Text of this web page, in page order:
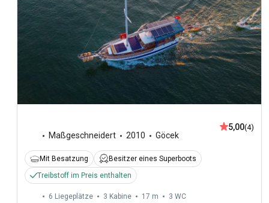
Maßgeschneidert 2010 Göcek
5,00(4)
Mit Besatzung
Besitzer eines Superboots
Treibstoff im Preis enthalten
6 Liegeplätze 3 Kabine 17 m 3 WC